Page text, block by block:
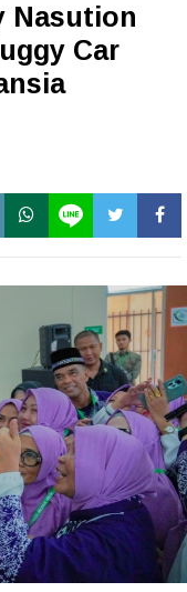
Nasution
Car